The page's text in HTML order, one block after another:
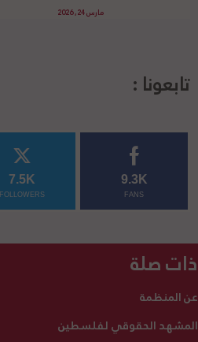
مارس 24, 2026
تابعونا :
9.3K
FANS
7.5K
FOLLOWERS
ذات صلة
عن المنظمة
المشهد الحقوقي لفلسطين